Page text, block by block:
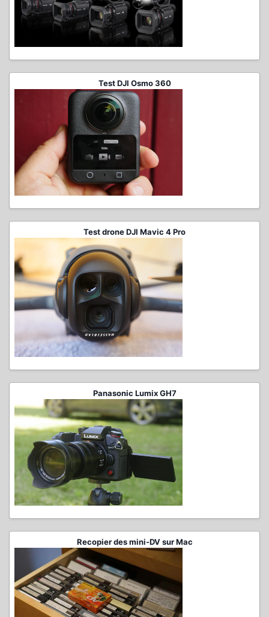
Test DJI Osmo 360
Test drone DJI Mavic 4 Pro
Panasonic Lumix GH7
Recopier des mini-DV sur Mac